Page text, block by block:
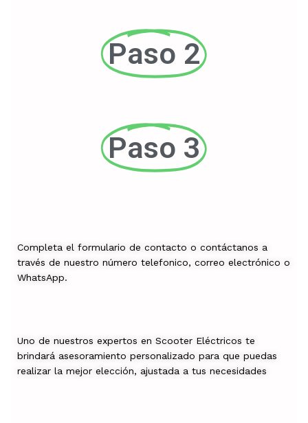
Paso 2
Paso 3
Completa el formulario de contacto o contáctanos a
través de nuestro número telefonico, correo electrónico o
WhatsApp.
Uno de nuestros expertos en Scooter Eléctricos te
brindará asesoramiento personalizado para que puedas
realizar la mejor elección, ajustada a tus necesidades